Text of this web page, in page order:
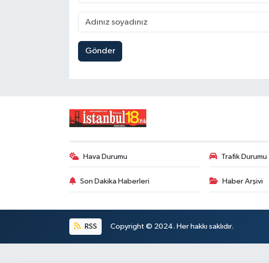
Gönder
Hava Durumu Trafik Durumu
Son Dakika Haberleri Haber Arşivi
RSS Copyright © 2024. Her hakkı saklıdır.